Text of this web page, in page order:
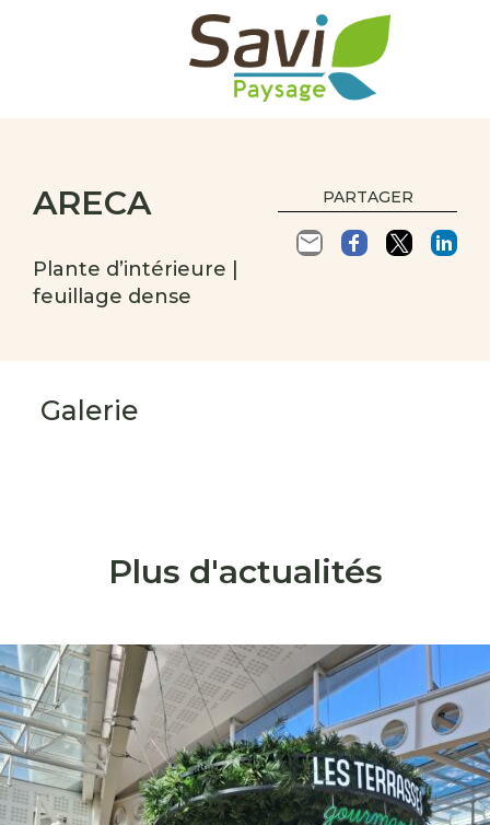
PARTAGER
ARECA
Plante d’intérieure |
feuillage dense
Galerie
Plus d'actualités